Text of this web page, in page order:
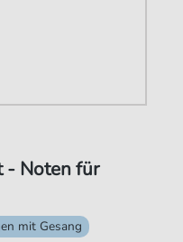
- Noten für
mit Gesang